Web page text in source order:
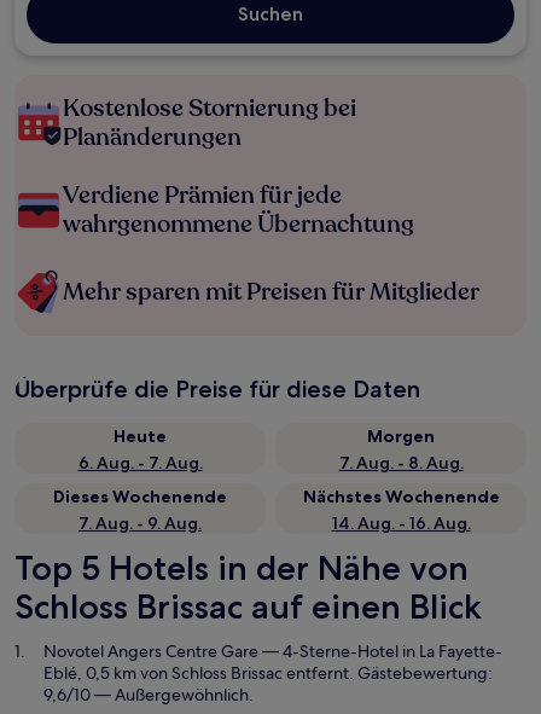
Suchen
Kostenlose Stornierung bei
Planänderungen
Verdiene Prämien für jede
wahrgenommene Übernachtung
Mehr sparen mit Preisen für Mitglieder
Überprüfe die Preise für diese Daten
Heute
6. Aug. - 7. Aug.
Morgen
7. Aug. - 8. Aug.
Dieses Wochenende
7. Aug. - 9. Aug.
Nächstes Wochenende
14. Aug. - 16. Aug.
Top 5 Hotels in der Nähe von
Schloss Brissac auf einen Blick
Novotel Angers Centre Gare— 4-Sterne-Hotel in La Fayette-
Eblé, 0,5 km von Schloss Brissac entfernt. Gästebewertung:
9,6/10 — Außergewöhnlich.